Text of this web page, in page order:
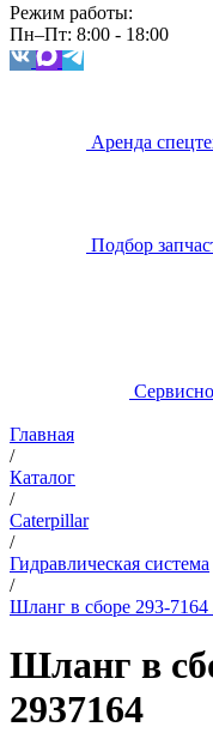
Режим работы:
Пн–Пт: 8:00 - 18:00
Аренда
Подбор
Главная
/
Каталог
/
Caterpillar
/
Гидравлическая система
/
Шланг в сборе 293-7164
Шланг в
2937164